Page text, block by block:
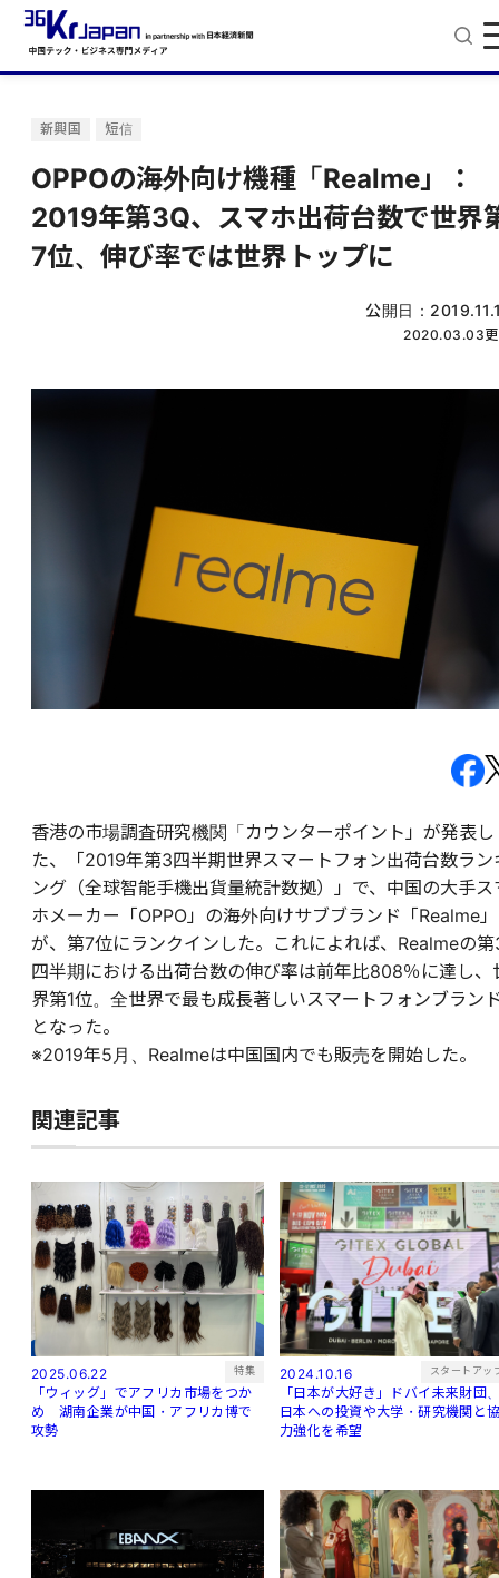
新興国 短信
OPPOの海外向け機種「Realme」：
2019年第3Q、スマホ出荷台数で世界
7位、伸び率では世界トップに
公開日：
2020.03.03
香港の市場調査研究機関「カウンターポイント」が発表し
た、「2019年第3四半期世界スマートフォン出荷台数ラン
ング（全球智能手機出貨量統計数拠）」で、中国の大手ス
ホメーカー「OPPO」の海外向けサブブランド「Realme」
が、第7位にランクインした。これによれば、Realmeの
四半期における出荷台数の伸び率は前年比808％に達し、
界第1位。全世界で最も成長著しいスマートフォンブラン
となった。
※2019年5月、Realmeは中国国内でも販売を開始した。
関連記事
2025.06.22 特集
「ウィッグ」でアフリカ市場をつか
め 湖南企業が中国・アフリカ博で
攻勢
2024.10.16 スタートアッ
「日本が大好き」ドバイ未来財団
日本への投資や大学・研究機関と
力強化を希望